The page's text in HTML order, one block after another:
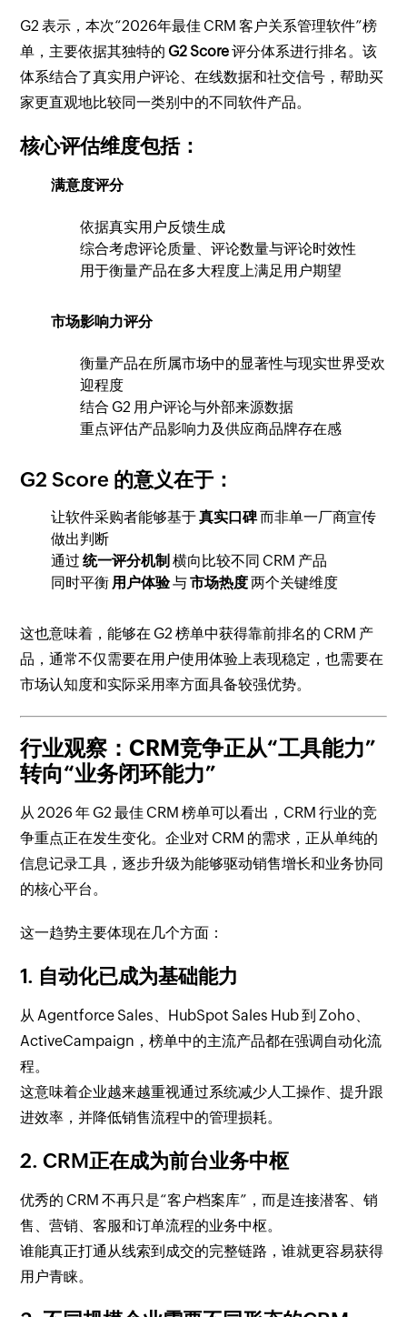
G2 表示，本次“2026年最佳 CRM 客户关系管理软件”榜
单，主要依据其独特的 G2 Score评分体系进行排名。该
体系结合了真实用户评论、在线数据和社交信号，帮助买
家更直观地比较同一类别中的不同软件产品。
核心评估维度包括：
满意度评分
依据真实用户反馈生成
综合考虑评论质量、评论数量与评论时效性
用于衡量产品在多大程度上满足用户期望
市场影响力评分
衡量产品在所属市场中的显著性与现实世界受欢
迎程度
结合 G2 用户评论与外部来源数据
重点评估产品影响力及供应商品牌存在感
G2 Score 的意义在于：
让软件采购者能够基于真实口碑而非单一厂商宣传
做出判断
通过统一评分机制 横向比较不同 CRM 产品
同时平衡 用户体验与市场热度两个关键维度
这也意味着，能够在 G2 榜单中获得靠前排名的 CRM 产
品，通常不仅需要在用户使用体验上表现稳定，也需要在
市场认知度和实际采用率方面具备较强优势。
行业观察：CRM竞争正从“工具能力”
转向“业务闭环能力”
从 2026 年 G2 最佳 CRM 榜单可以看出，CRM 行业的竞
争重点正在发生变化。企业对 CRM 的需求，正从单纯的
信息记录工具，逐步升级为能够驱动销售增长和业务协同
的核心平台。
这一趋势主要体现在几个方面：
1. 自动化已成为基础能力
从 Agentforce Sales、HubSpot Sales Hub 到 Zoho、
ActiveCampaign，榜单中的主流产品都在强调自动化流
程。
这意味着企业越来越重视通过系统减少人工操作、提升跟
进效率，并降低销售流程中的管理损耗。
2. CRM正在成为前台业务中枢
优秀的 CRM 不再只是“客户档案库”，而是连接潜客、销
售、营销、客服和订单流程的业务中枢。
谁能真正打通从线索到成交的完整链路，谁就更容易获得
用户青睐。